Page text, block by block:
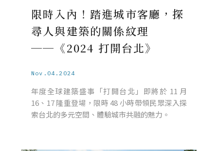
限時入內！踏進城市客廳，探
尋人與建築的關係紋理
──《2024 打開台北》
Nov.04.2024
年度全球建築盛事「打開台北」即將於 11 月
16、17 隆重登場，限時 48 小時帶領民眾深入探
索台北的多元空間、體驗城市共融的魅力。